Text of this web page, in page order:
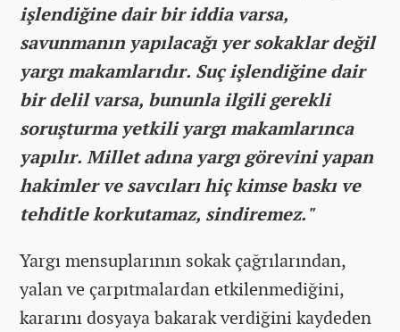
işlendiğine dair bir iddia varsa,
savunmanın yapılacağı yer sokaklar değil
yargı makamlarıdır. Suç işlendiğine dair
bir delil varsa, bununla ilgili gerekli
soruşturma yetkili yargı makamlarınca
yapılır. Millet adına yargı görevini yapan
hakimler ve savcıları hiç kimse baskı ve
tehditle korkutamaz, sindiremez."
Yargı mensuplarının sokak çağrılarından,
yalan ve çarpıtmalardan etkilenmediğini,
kararını dosyaya bakarak verdiğini kaydeden